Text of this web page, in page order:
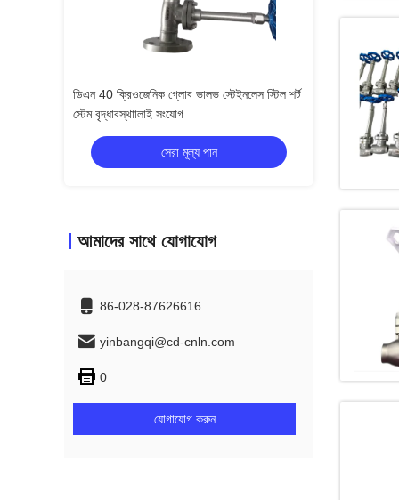
Eldালাই শেষ নিম্ন তাপমাত্রা ডিএন 25 লং স্টেম
ভালভ
সেরা মূল্য পান
ওয়ে টাইপ সিডিজে
লং স্টেম
আমাদের সাথে যোগাযোগ
86-028-87626616
yinbangqi@cd-cnln.com
0
যোগাযোগ করুন